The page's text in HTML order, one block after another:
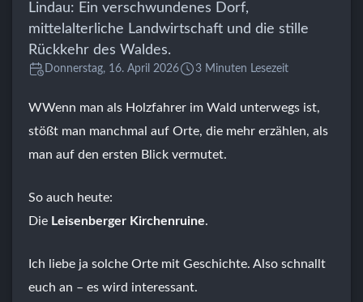
Lindau: Ein verschwundenes Dorf,
mittelalterliche Landwirtschaft und die stille
Rückkehr des Waldes.
Donnerstag, 16. April 2026 3 Minuten Lesezeit
WWenn man als Holzfahrer im Wald unterwegs ist,
stößt man manchmal auf Orte, die mehr erzählen, als
man auf den ersten Blick vermutet.
So auch heute:
Die Leisenberger Kirchenruine.
Ich liebe ja solche Orte mit Geschichte. Also schnallt
euch an – es wird interessant.